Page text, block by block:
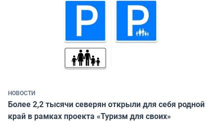
НОВОСТИ
Более 2,2 тысячи северян открыли для себя родной
край в рамках проекта «Туризм для своих»